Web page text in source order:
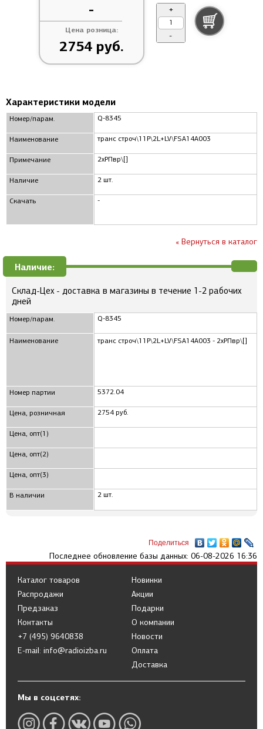
-
Цена розница:
2754 руб.
+
-
Характеристики модели
Номер/парам.
Наименование
Примечание
Наличие
Скачать
Q-8345
транс строч\11P\2L+LV\FSA14A003
2xРПвр\[]
2 шт.
-
« Вернуться в каталог
Наличие:
Склад-Цех - доставка в магазины в течение 1-2 рабочих
дней
Номер/парам.
Наименование
Номер партии
Цена, розничная
Цена, опт(1)
Цена, опт(2)
Цена, опт(3)
В наличии
Q-8345
транс строч\11P\2L+LV\FSA14A003 - 2xРПвр\[]
5372.04
2754 руб.
2 шт.
Поделиться
Последнее обновление базы данных: 06-08-2026 16:36
Каталог товаров
Распродажи
Предзаказ
Новинки
Акции
Подарки
Контакты
+7 (495) 9640838
E-mail: info@radioizba.ru
О компании
Новости
Оплата
Доставка
Мы в соцсетях: